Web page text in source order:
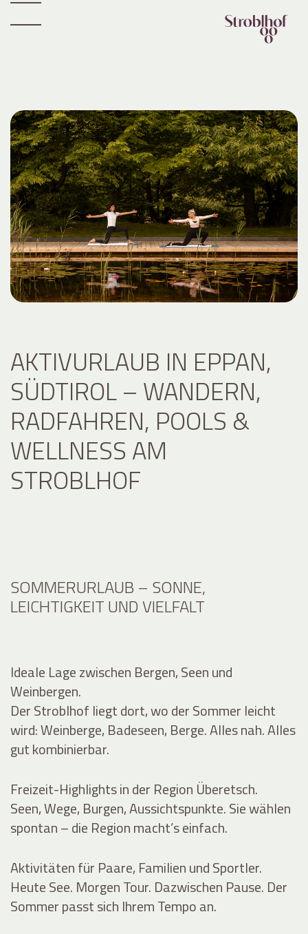
AKTIVURLAUB IN EPPAN,
SÜDTIROL – WANDERN,
RADFAHREN, POOLS &
WELLNESS AM
STROBLHOF
SOMMERURLAUB – SONNE,
LEICHTIGKEIT UND VIELFALT
Ideale Lage zwischen Bergen, Seen und
Weinbergen.
Der Stroblhof liegt dort, wo der Sommer leicht
wird: Weinberge, Badeseen, Berge. Alles nah. Alles
gut kombinierbar.
Freizeit-Highlights in der Region Überetsch.
Seen, Wege, Burgen, Aussichtspunkte. Sie wählen
spontan – die Region macht’s einfach.
Aktivitäten für Paare, Familien und Sportler.
Heute See. Morgen Tour. Dazwischen Pause. Der
Sommer passt sich Ihrem Tempo an.